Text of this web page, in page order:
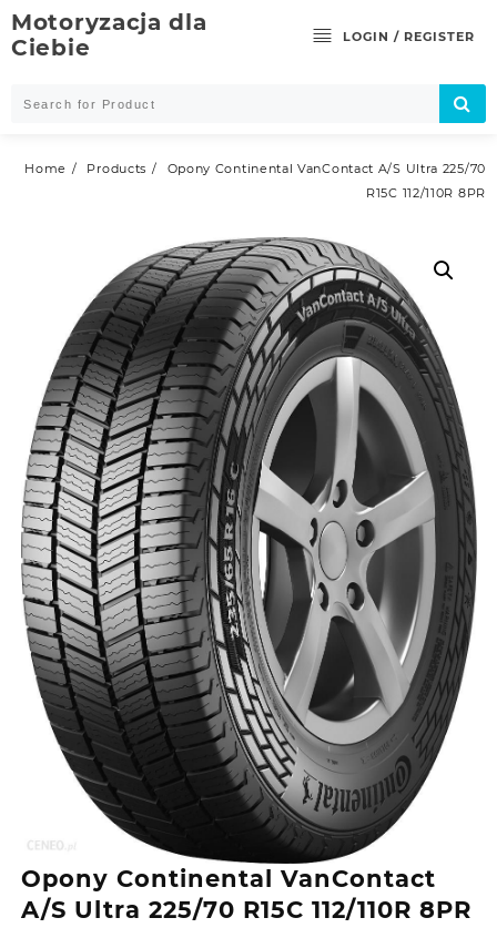
Skip
to
content
Motoryzacja dla
Ciebie
LOGIN / REGISTER
Home Products
Opony Continental VanContact A/S Ultra 225/70
R15C 112/110R 8PR
Opony Continental VanContact
A/S Ultra 225/70 R15C 112/110R 8PR